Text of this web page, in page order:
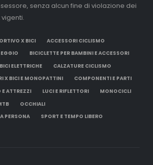
senza alcun fine di violazione dei
X BICI
ACCESSORI CICLISMO
BICICLETTE PER BAMBINI E ACCESSORI
BICI ELETTRICHE
CALZATURE CICLISMO
X BICI E MONOPATTINI
COMPONENTI E PARTI
ATTREZZI
LUCI E RIFLETTORI
MONOCICLI
OCCHIALI
PERSONA
SPORT E TEMPO LIBERO